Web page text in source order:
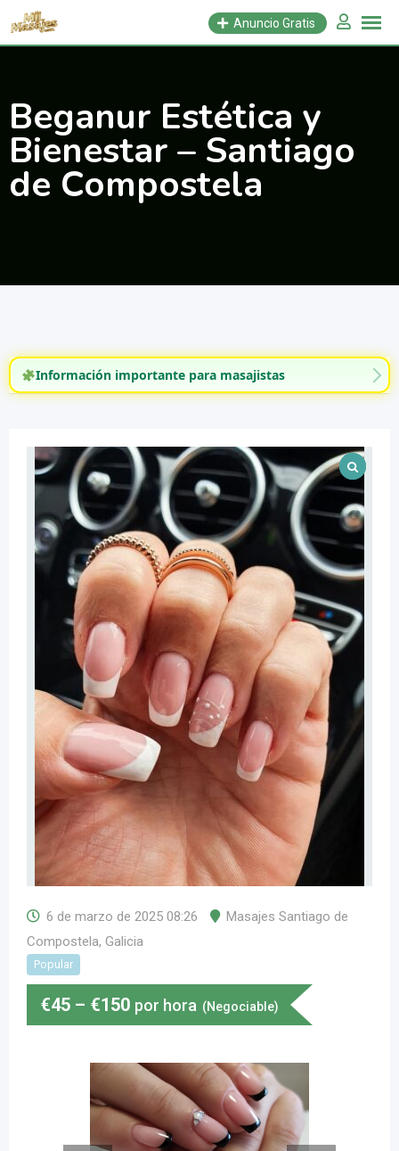
Saltar
Anuncio Gratis
Beganur Estética y
Bienestar – Santiago
de Compostela
Información importante para masajistas
6 de marzo de 2025 08:26
Masajes Santiago de
Compostela, Galicia
Popular
€45 – €150 por hora (Negociable)